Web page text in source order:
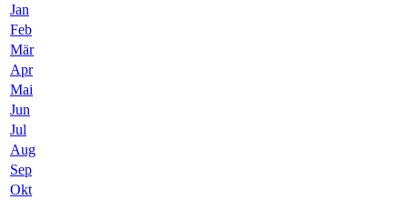
Jan
Feb
Mär
Apr
Mai
Jun
Jul
Aug
Sep
Okt